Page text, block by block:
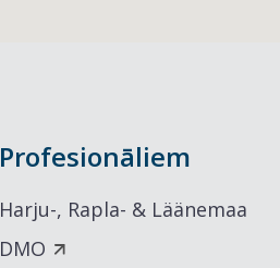
Profesionāliem
Harju-, Rapla- & Läänemaa
DMO